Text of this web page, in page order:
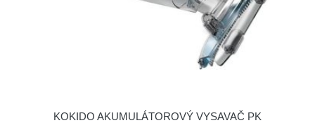
KOKIDO AKUMULÁTOROVÝ VYSAVAČ PK